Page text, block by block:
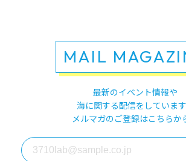
MAIL
最新のイベント情報や
海に関する配信をしています
メルマガのご登録はこちらか